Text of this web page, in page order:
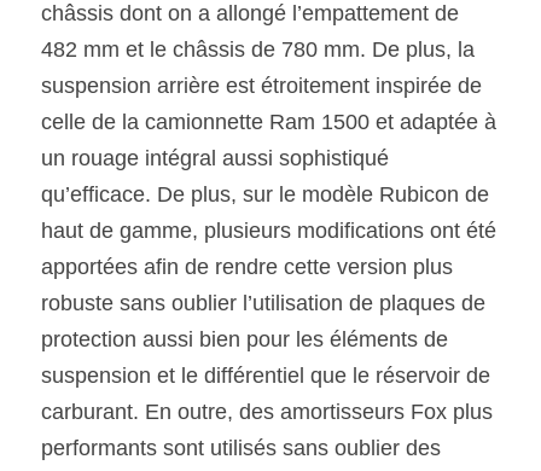
châssis dont on a allongé l’empattement de
482 mm et le châssis de 780 mm. De plus, la
suspension arrière est étroitement inspirée de
celle de la camionnette Ram 1500 et adaptée à
un rouage intégral aussi sophistiqué
qu’efficace. De plus, sur le modèle Rubicon de
haut de gamme, plusieurs modifications ont été
apportées afin de rendre cette version plus
robuste sans oublier l’utilisation de plaques de
protection aussi bien pour les éléments de
suspension et le différentiel que le réservoir de
carburant. En outre, des amortisseurs Fox plus
performants sont utilisés sans oublier des